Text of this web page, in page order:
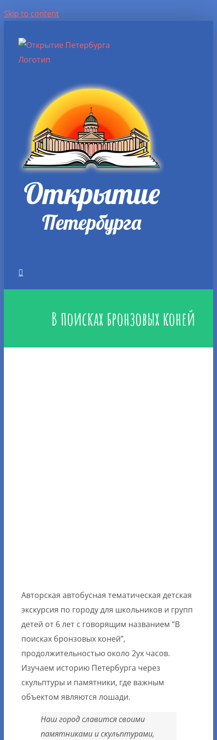
Skip to content
В поисках бронзовых коней
Авторская автобусная тематическая детская
экскурсия по городу для школьников и групп
детей от 6 лет с говорящим названием “В
поисках бронзовых коней”,
продолжительностью около 2ух часов.
Изучаем историю Петербурга через
скульптуры и памятники, где важным
объектом являются лошади.
Наш город славится своими
памятниками и скульптурами,